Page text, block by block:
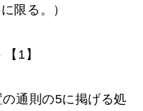
限る。）
1】
通則の5に掲げる処